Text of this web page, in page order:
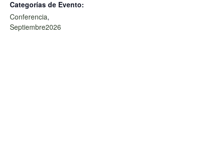
Categorías de Evento:
Conferencia,
Septiembre2026